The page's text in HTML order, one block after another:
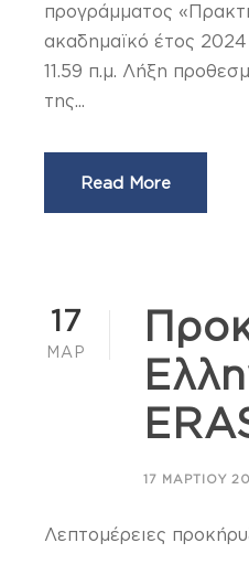
προγράμματος
ακαδημαϊκό έτος
11.59 π.μ. Λήξη
της...
Read More
17
ΜΑΡ
17 ΜΑΡΤΊΟΥ
Λεπτομέρειες